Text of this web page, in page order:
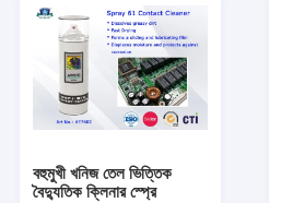
বহুমুখী খনিজ তেল ভিত্তিক
বৈদ্যুতিক ক্লিনার স্প্রে